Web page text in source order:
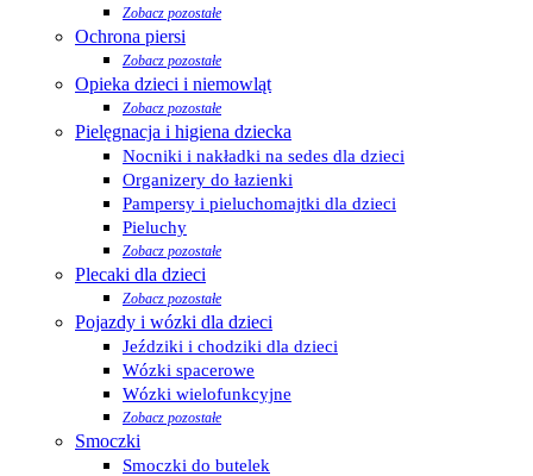
Zobacz pozostałe
Ochrona piersi
Zobacz pozostałe
Opieka dzieci i niemowląt
Zobacz pozostałe
Pielęgnacja i higiena dziecka
Nocniki i nakładki na sedes dla dzieci
Organizery do łazienki
Pampersy i pieluchomajtki dla dzieci
Pieluchy
Zobacz pozostałe
Plecaki dla dzieci
Zobacz pozostałe
Pojazdy i wózki dla dzieci
Jeździki i chodziki dla dzieci
Wózki spacerowe
Wózki wielofunkcyjne
Zobacz pozostałe
Smoczki
Smoczki do butelek